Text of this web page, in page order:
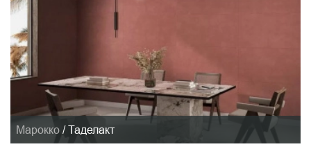
Марокко / Таделакт